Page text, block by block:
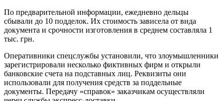
По предварительной информации, ежедневно дельцы
сбывали до 10 подделок. Их стоимость зависела от вида
документа и срочности изготовления в среднем составляла 1
тыс. грн.
Оперативники спецслужбы установили, что злоумышленники
зарегистрировали несколько фиктивных фирм и открыли
банковские счета на подставных лиц. Реквизиты они
использовали для получения средств за поддельные
документы. Передачу «справок» заказчикам осуществляли